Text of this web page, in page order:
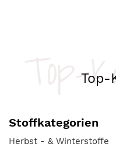
Top-
Top-
Stoffkategorien
Herbst - & Winterstoffe